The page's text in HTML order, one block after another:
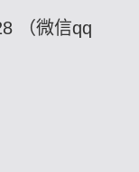
（微信qq